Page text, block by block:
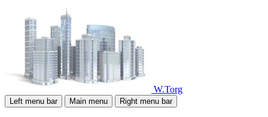
W.Torg
Left menu bar Main menu Right menu bar